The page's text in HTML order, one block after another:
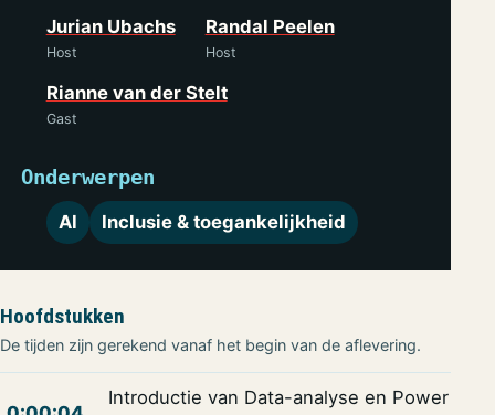
Jurian Ubachs
Host
Randal Peelen
Host
Rianne van der Stelt
Gast
Onderwerpen
AI Inclusie & toegankelijkheid
Hoofdstukken
De tijden zijn gerekend vanaf het begin van de aflevering.
Introductie van Data-analyse en Power